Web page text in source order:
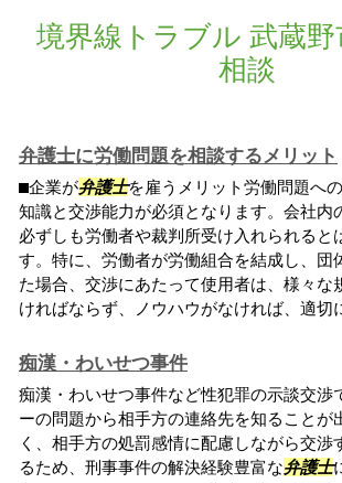
境界線トラブル 武蔵野
相談
弁護士に労働問題を相談するメリット
⬛︎企業が弁護士を雇うメリット労働問題へ
知識と交渉能力が必須となります。会社内
必ずしも労働者や裁判所受け入れられると
す。特に、労働者が労働組合を結成し、団
た場合、交渉にあたって使用者は、様々な
ければならず、ノウハウがなければ、適切
痴漢・わいせつ事件
痴漢・わいせつ事件など性犯罪の示談交渉
ーの問題から相手方の連絡先を知ることが
く、相手方の処罰感情に配慮しながら交渉
るため、刑事事件の解決経験豊富な弁護士